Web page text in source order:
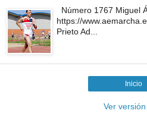
Número 1767 Miguel
https://
Prieto Ad...
Inicio
Ver